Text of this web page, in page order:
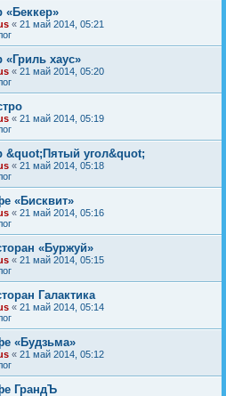
« 21 май 2014, 05:21
хаус»
« 21 май 2014, 05:20
« 21 май 2014, 05:19
угол&quot;
« 21 май 2014, 05:18
«Бисквит»
« 21 май 2014, 05:16
«Буржуй»
« 21 май 2014, 05:15
Галактика
« 21 май 2014, 05:14
«Будзьма»
« 21 май 2014, 05:12
ГрандЪ